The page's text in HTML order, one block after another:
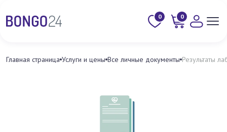
0 0
Главная страница Услуги и цены Все личные документы Результаты